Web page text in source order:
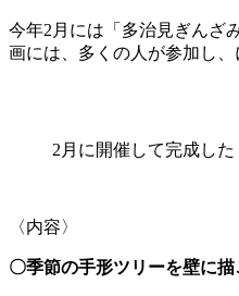
今年2月には「多治見ぎんざ
画には、多くの人が参加し
2月に開催して完成した
〈内容〉
〇季節の手形ツリーを壁に